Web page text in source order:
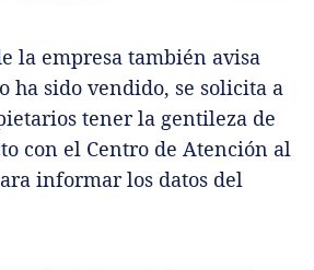
la empresa también avisa
ha sido vendido, se solicita a
tener la gentileza de
con el Centro de Atención al
informar los datos del